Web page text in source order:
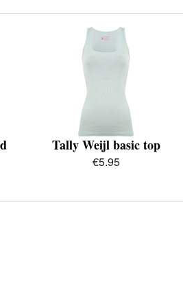
Tally Weijl basic top
€5.95